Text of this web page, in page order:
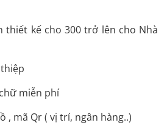
thiết kế cho 300 trở lên cho Nhà
miễn phí
, mã Qr ( vị trí, ngân hàng..)